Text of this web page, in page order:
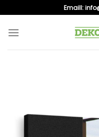
to
content
Emaill: